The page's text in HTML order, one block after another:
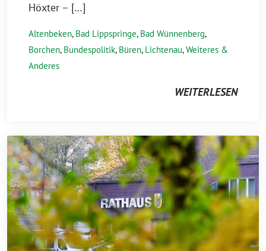
Höxter – […]
Altenbeken, Bad Lippspringe, Bad Wünnenberg,
Borchen, Bundespolitik, Büren, Lichtenau,Weiteres &
Anderes
WEITERLESEN